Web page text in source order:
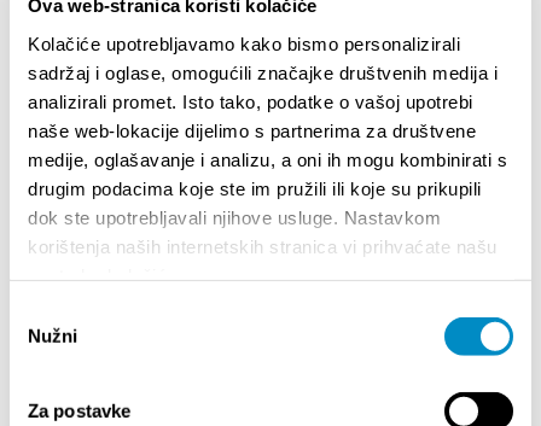
Ova web-stranica koristi kolačiće
Kolačiće upotrebljavamo kako bismo personalizirali
sadržaj i oglase, omogućili značajke društvenih medija i
analizirali promet. Isto tako, podatke o vašoj upotrebi
naše web-lokacije dijelimo s partnerima za društvene
medije, oglašavanje i analizu, a oni ih mogu kombinirati s
drugim podacima koje ste im pružili ili koje su prikupili
dok ste upotrebljavali njihove usluge. Nastavkom
korištenja naših internetskih stranica vi prihvaćate našu
pristanka
Nužni
Za postavke
Podijelite:
ISTAKNUTO